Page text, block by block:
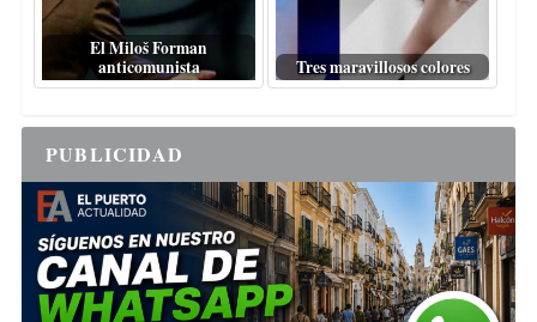
El Miloš Forman
anticomunista
Tres maravillosos colores
PUBLICIDAD